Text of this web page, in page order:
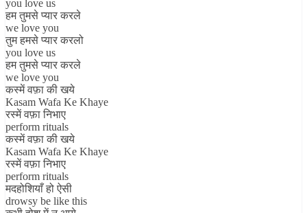
you love us
हम तुमसे प्यार करले
we love you
तुम हमसे प्यार करलो
you love us
हम तुमसे प्यार करले
we love you
कस्में वफ़ा की खये
Kasam Wafa Ke Khaye
रस्में वफ़ा निभाए
perform rituals
कस्में वफ़ा की खये
Kasam Wafa Ke Khaye
रस्में वफ़ा निभाए
perform rituals
मदहोशियाँ हो ऐसी
drowsy be like this